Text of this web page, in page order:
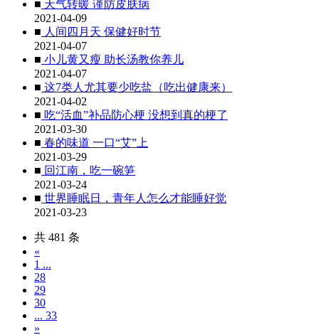
■ 天气转暖 谨防皮肤病
2021-04-09
■ 人间四月天 保健好时节
2021-04-07
■ 小儿黄又瘦 助长汤教你养儿
2021-04-07
■ 这7类人尤其要少吃盐（吃出健康来）
2021-04-02
■ 吃“活血”补品防心梗 没想到真的梗了
2021-03-30
■ 春的味道 一口“艾”上
2021-03-29
■ 回江南，吃一碗笋
2021-03-24
■ 世界睡眠日，青年人怎么才能睡好觉
2021-03-23
共 481 条
«
1 ...
28
29
30
... 33
»